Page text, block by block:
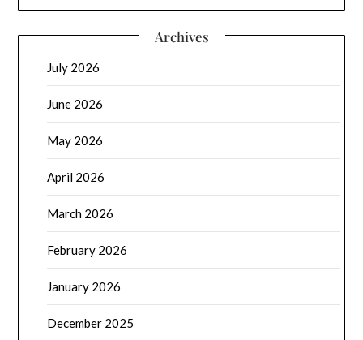
Archives
July 2026
June 2026
May 2026
April 2026
March 2026
February 2026
January 2026
December 2025